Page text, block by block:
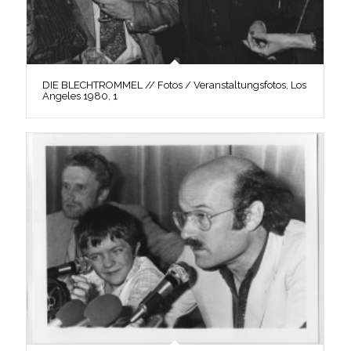
DIE BLECHTROMMEL // Fotos / Veranstaltungsfotos, Los
Angeles 1980, 1